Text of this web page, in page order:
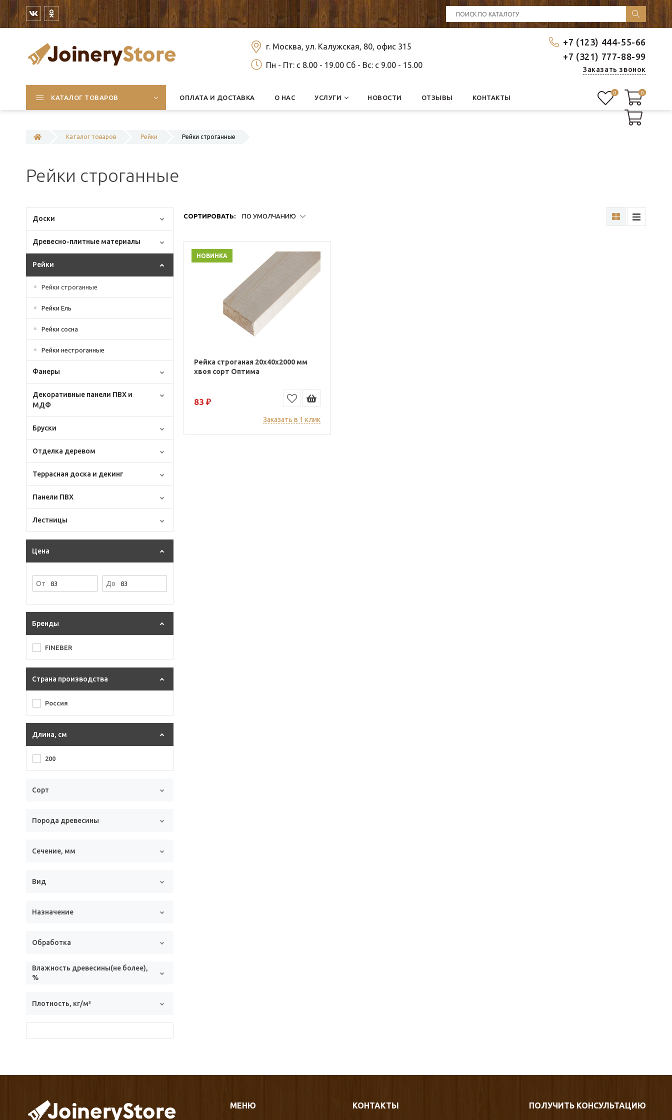
+7 (123) 444-55-66
+7 (321) 777-88-99
Заказать звонок
г. Москва, ул. Калужская, 80, офис 315
Пн - Пт: c 8.00 - 19.00 Сб - Вс: c 9.00 - 15.00
КАТАЛОГ ТОВАРОВ ОПЛАТА И ДОСТАВКА О НАС УСЛУГИ НОВОСТИ ОТЗЫВЫ КОНТАКТЫ
0 0
0
Каталог товаров Рейки Рейки строганные
Рейки строганные
Доски
Древесно-плитные материалы
Рейки
Рейки строганные
Рейки Ель
Рейки сосна
Рейки нестроганные
Фанеры
Декоративные панели ПВХ и
МДФ
Бруски
Отделка деревом
Террасная доска и декинг
Панели ПВХ
Лестницы
Цена
От До
Бренды
FINEBER
Страна производства
Россия
Длина, см
200
Сорт
Порода древесины
Сечение, мм
Вид
Назначение
Обработка
Влажность древесины(не более),
%
Плотность, кг/м³
СОРТИРОВАТЬ: ПО УМОЛЧАНИЮ
НОВИНКА
Рейка строганая 20х40x2000 мм
хвоя сорт Оптима
83 ₽
Заказать в 1 клик
МЕНЮ КОНТАКТЫ ПОЛУЧИТЬ КОНСУЛЬТАЦИЮ